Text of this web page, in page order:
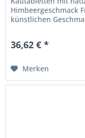
Himbeergeschmack
künstlichen
36,62 € *
Merken